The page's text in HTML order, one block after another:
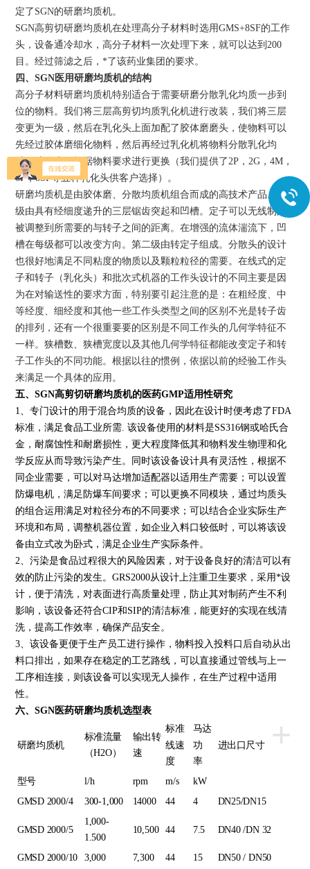
定了 SGN的研磨均质机。
SGN高剪切研磨均质机在处理高分子材料时选用GMS+8SF的工作
头，设备通冷却水，高分子材料一次处理下来，就可以达到200
目。经过筛滤之后，*了该药业集团的要求。
四、SGN医用研磨均质机的结构
高分子材料研磨均质机特别适合于需要研磨分散乳化均质一步到
位的物料。我们将三层高剪切均质乳化机进行改装，我们将三层
变更为一级，然后在乳化头上面加配了胶体磨磨头，使物料可以
先经过胶体磨细化物料，然后再经过乳化机将物料分散乳化均
质。胶体磨可根据物料要求进行更换（我们提供了2P，2G，4M，
6F，8SF等五种乳化头供客户选择）。
研磨均质机是由胶体磨、分散均质机组合而成的高技术产品。
初
级由具有经细度递升的三层锯齿突起和凹槽。定子可以无线制的
被调整到所需要的与转子之间的距离。在增强的流体湍流下，凹
槽在每级都可以改变方向。第二级由转定子组成。分散头的设计
也很好地满足不同粘度的物质以及颗粒粒径的需要。在线式的定
子和转子（乳化头）和批次式机器的工作头设计的不同主要是因
为在对输送性的要求方面，特别要引起注意的是：在粗经度、中
等经度、细经度和其他一些工作头类型之间的区别不光是转子齿
的排列，还有一个很重要要的区别是不同工作头的几何学特征不
一样。狭槽数、狭槽宽度以及其他几何学特征都能改变定子和转
子工作头的不同功能。根据以往的惯例，依据以前的经验工作头
来满足一个具体的应用。
五、SGN高剪切研磨均质机的医药GMP适用性研究
1、专门设计的用于混合均质的设备，因此在设计时便考虑了FDA
标准，满足食品工业所需. 该设备使用的材料是SS316钢或哈氏合
金，耐腐蚀性和耐磨损性，更大程度降低其和物料发生物理和化
学反应从而导致污染产生。同时该设备设计具有灵活性，根据不
同企业需要，可以对马达增加适配器以适用生产需要；可以设置
防爆电机，满足防爆车间要求；可以更换不同模块，通过均质头
的组合运用满足对粒径分布的不同要求；可以结合企业实际生产
环境和布局，调整机器位置，如企业入料口较低时，可以将该设
备由立式改为卧式，满足企业生产实际条件。
2、污染是食品过程很大的风险因素，对于设备良好的清洁可以有
效的防止污染的发生。GRS2000从设计上注重卫生要求，采用*设
计，便于清洗，对表面进行高质量处理，防止其对制药产生不利
影响，该设备还符合CIP和SIP的清洁标准，能更好的实现在线清
洗，提高工作效率，确保产品安全。
3、该设备更便于生产员工进行操作，物料投入投料口后自动从出
料口排出，如果存在稳定的工艺路线，可以直接通过管线与上一
工序相连接，则该设备可以实现无人操作，在生产过程中适用
性。
六、SGN医药研磨均质机选型表
+
研磨均质机
标准流量
（H2O）
输出转
速
标准
线速
度
马达
功
率
进出口尺寸
型号 l/h rpm m/s kW
GMSD 2000/4 300-1,000 14000 44 4 DN25/DN15
GMSD 2000/5
1,000-
1.500
10,500 44 7.5 DN40 /DN 32
GMSD 2000/10 3,000 7,300 44 15 DN50 / DN50